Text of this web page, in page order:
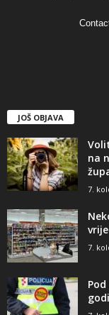
JOŠ OBJAVA
na
7.
7.